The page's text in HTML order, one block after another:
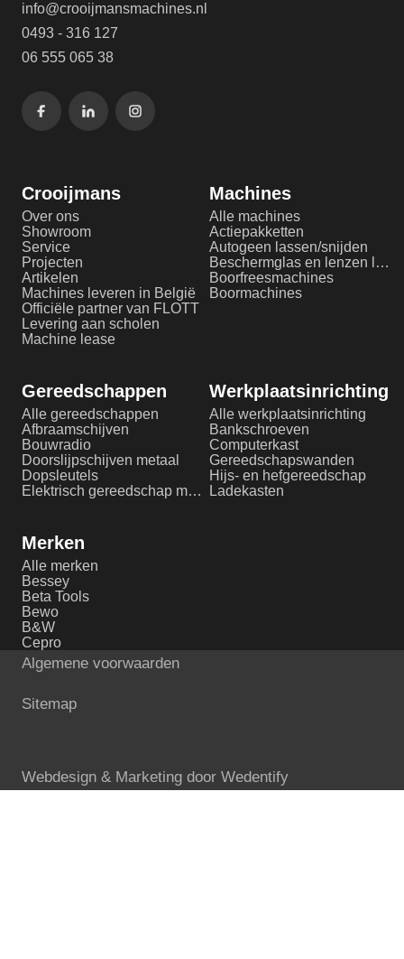
info@crooijmansmachines.nl
0493 - 316 127
06 555 065 38
Crooijmans
Over ons
Showroom
Service
Projecten
Artikelen
Machines leveren in België
Officiële partner van FLOTT
Levering aan scholen
Machine lease
Machines
Alle machines
Actiepakketten
Autogeen lassen/snijden
Beschermglas en lenzen laserlassen
Boorfreesmachines
Boormachines
Gereedschappen
Alle gereedschappen
Afbraamschijven
Bouwradio
Doorslijpschijven metaal
Dopsleutels
Elektrisch gereedschap metaalbewerking
Werkplaatsinrichting
Alle werkplaatsinrichting
Bankschroeven
Computerkast
Gereedschapswanden
Hijs- en hefgereedschap
Ladekasten
Merken
Alle merken
Bessey
Beta Tools
Bewo
B&W
Cepro
Algemene voorwaarden
Sitemap
Webdesign & Marketing door Wedentify